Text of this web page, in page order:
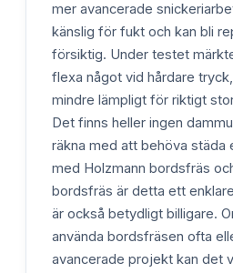
mer avancerade
känslig för fukt och kan bli
försiktig. Under testet
flexa något vid hårdare
mindre lämpligt för riktigt
Det finns heller ingen
räkna med att behöva städa
med Holzmann bordsfräs
bordsfräs är detta ett
är också betydligt billigare.
använda bordsfräsen ofta
avancerade projekt kan det